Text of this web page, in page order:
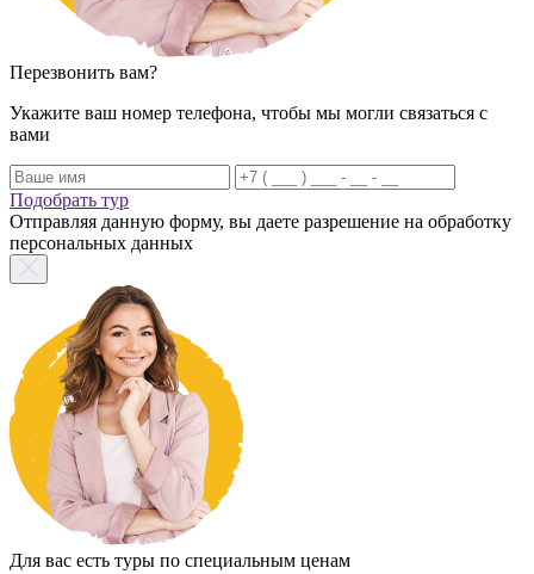
Перезвонить вам?
Укажите ваш номер телефона, чтобы мы могли связаться с
вами
Подобрать тур
Отправляя данную форму, вы даете разрешение на обработку
персональных данных
Для вас есть туры по специальным ценам